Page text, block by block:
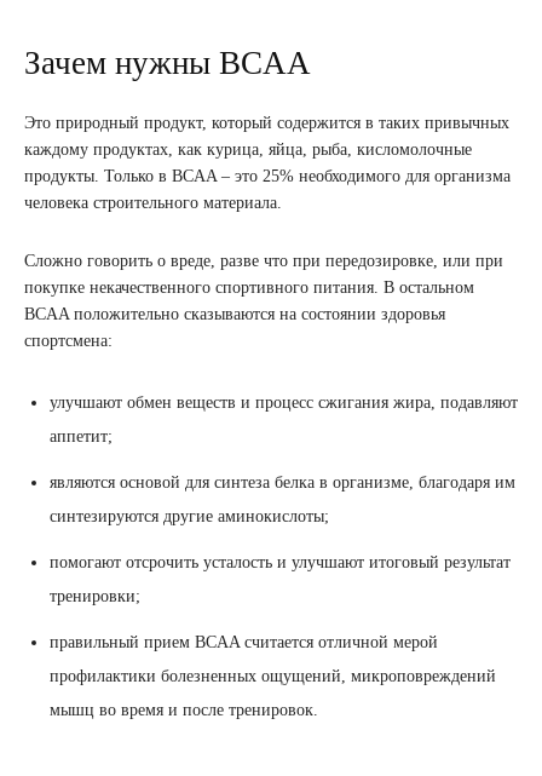
Зачем нужны BCAA
Это природный продукт, который содержится в таких привычных
каждому продуктах, как курица, яйца, рыба, кисломолочные
продукты. Только в BCAA – это 25% необходимого для организма
человека строительного материала.
Сложно говорить о вреде, разве что при передозировке, или при
покупке некачественного спортивного питания. В остальном
BCAA положительно сказываются на состоянии здоровья
спортсмена:
улучшают обмен веществ и процесс сжигания жира, подавляют
аппетит;
являются основой для синтеза белка в организме, благодаря им
синтезируются другие аминокислоты;
помогают отсрочить усталость и улучшают итоговый результат
тренировки;
правильный прием BCAA считается отличной мерой
профилактики болезненных ощущений, микроповреждений
мышц во время и после тренировок.